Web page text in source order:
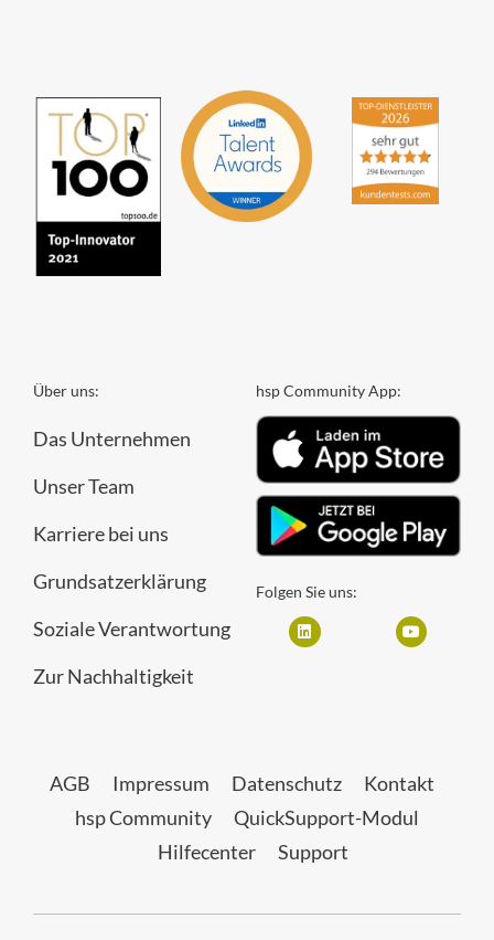
Über uns:
Das Unternehmen
Unser Team
Karriere bei uns
Grundsatzerklärung
Soziale Verantwortung
Zur Nachhaltigkeit
hsp Community App:
Folgen Sie uns:
AGB Impressum Datenschutz
Kontakt
hsp Community
QuickSupport-Modul
Hilfecenter
Support